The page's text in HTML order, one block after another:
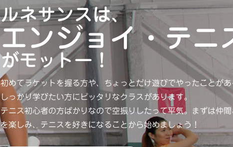
ルネサンスは、
エンジョイ・テニ
がモットー！
初めてラケットを握る方や、ちょっとだけ遊びでやったことが
しっかり学びたい方にピッタリなクラスがあります。
テニス初心者の方ばかりなので空振りしたって平気。まずは仲
を楽しみ、テニスを好きになることから始めましょう！